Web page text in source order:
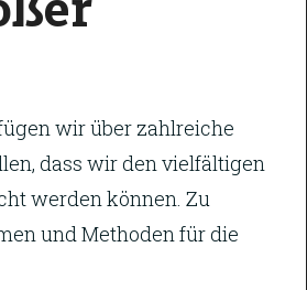
wir über zahlreiche
dass wir den vielfältigen
werden können. Zu
und Methoden für die